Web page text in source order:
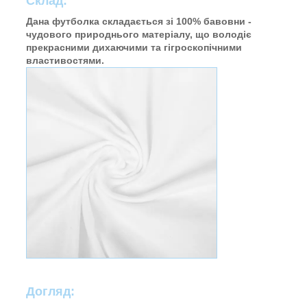
Дана футболка складається зі 100% бавовни -
чудового природнього матеріалу, що володіє
прекрасними дихаючими та гігроскопічними
властивостями.
Догляд: